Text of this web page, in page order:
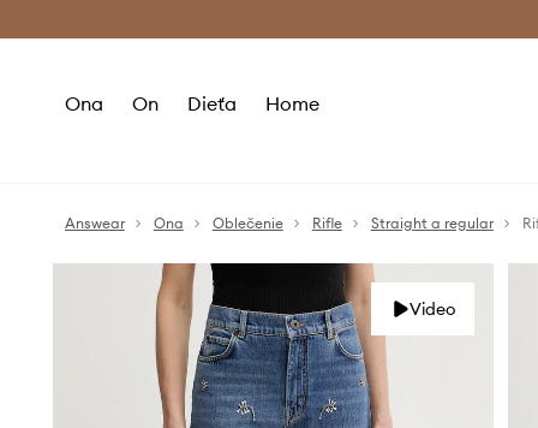
Ona On Dieťa Home
Answear Ona Oblečenie Rifle Straight a regular
Video